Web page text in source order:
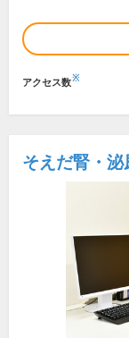
アクセス数※
そえだ腎・泌